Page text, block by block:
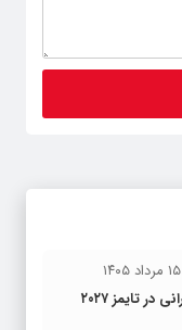
۱۵ مرداد ۱۴۰۵